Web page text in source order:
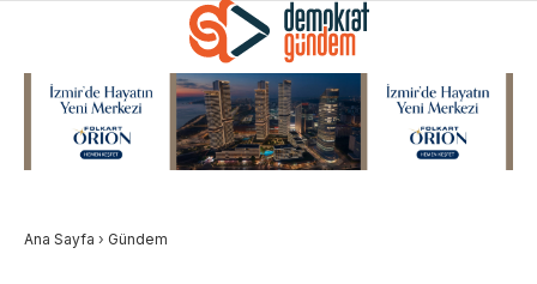
Ana Sayfa › Gündem